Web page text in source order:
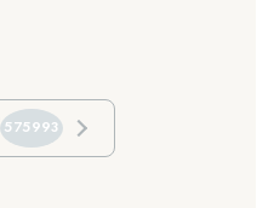
575993